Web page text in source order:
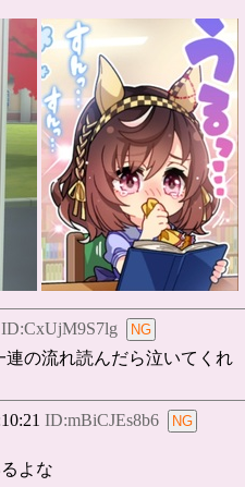
ID:CxUjM9S7lg
の流れ読んだら泣いてくれ
ID:mBiCJEs8b6
よな